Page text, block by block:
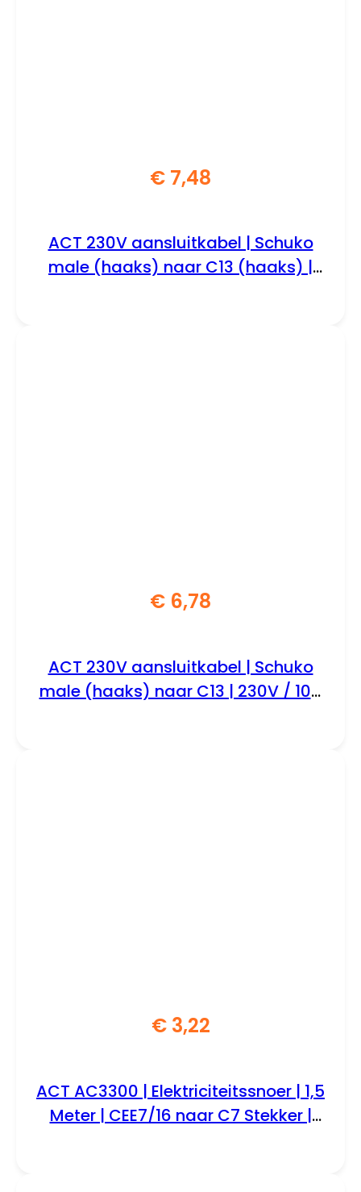
€ 7,48
ACT 230V aansluitkabel | Schuko
male (haaks) naar C13 (haaks) |
€ 6,78
ACT 230V aansluitkabel | Schuko
male (haaks) naar C13 | 230V / 10A
€3,22
ACT AC3300 | Elektriciteitssnoer | 1,5
Meter | CEE7/16 naar C7 Stekker |